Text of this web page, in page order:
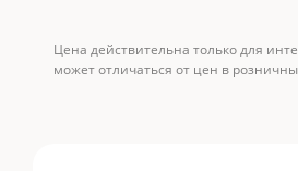
Цена действительна только для
может отличаться от цен в